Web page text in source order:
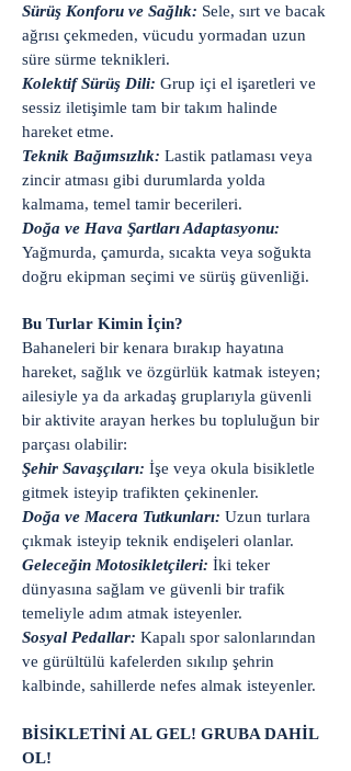
Sürüş Konforu ve Sağlık: Sele, sırt ve bacak
ağrısı çekmeden, vücudu yormadan uzun
süre sürme teknikleri.
Kolektif Sürüş Dili: Grup içi el işaretleri ve
sessiz iletişimle tam bir takım halinde
hareket etme.
Teknik Bağımsızlık: Lastik patlaması veya
zincir atması gibi durumlarda yolda
kalmama, temel tamir becerileri.
Doğa ve Hava Şartları Adaptasyonu:
Yağmurda, çamurda, sıcakta veya soğukta
doğru ekipman seçimi ve sürüş güvenliği.
Bu Turlar Kimin İçin?
Bahaneleri bir kenara bırakıp hayatına
hareket, sağlık ve özgürlük katmak isteyen;
ailesiyle ya da arkadaş gruplarıyla güvenli
bir aktivite arayan herkes bu topluluğun bir
parçası olabilir:
Şehir Savaşçıları: İşe veya okula bisikletle
gitmek isteyip trafikten çekinenler.
Doğa ve Macera Tutkunları: Uzun turlara
çıkmak isteyip teknik endişeleri olanlar.
Geleceğin Motosikletçileri: İki teker
dünyasına sağlam ve güvenli bir trafik
temeliyle adım atmak isteyenler.
Sosyal Pedallar: Kapalı spor salonlarından
ve gürültülü kafelerden sıkılıp şehrin
kalbinde, sahillerde nefes almak isteyenler.
BİSİKLETİNİ AL GEL! GRUBA DAHİL
OL!